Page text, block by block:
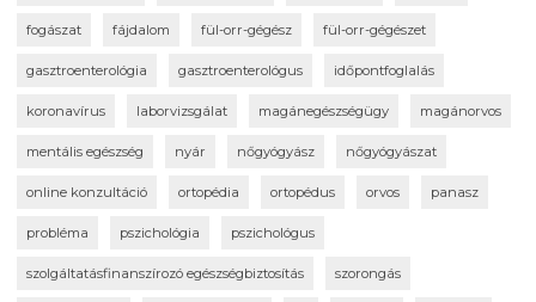
fogászat fájdalom fül-orr-gégész fül-orr-gégészet
gasztroenterológia gasztroenterológus időpontfoglalás
koronavírus laborvizsgálat magánegészségügy magánorvos
mentális egészség nyár nőgyógyász nőgyógyászat
online konzultáció ortopédia ortopédus orvos panasz
probléma pszichológia pszichológus
szolgáltatásfinanszírozó egészségbiztosítás szorongás